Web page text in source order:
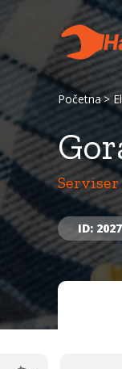
Početna
Serviser
ID: 2027